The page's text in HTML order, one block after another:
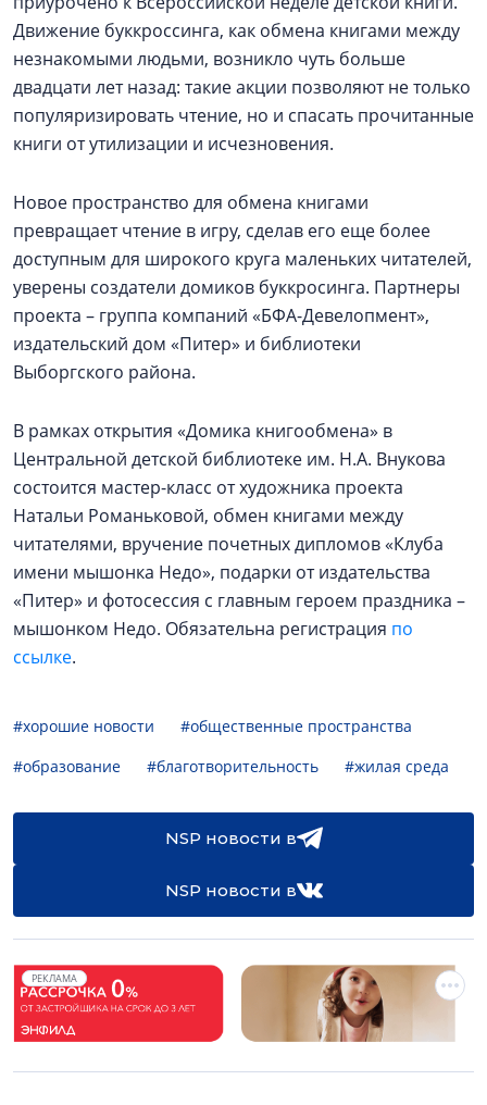
Движение буккроссинга, как обмена книгами между
незнакомыми людьми, возникло чуть больше
двадцати лет назад: такие акции позволяют не только
популяризировать чтение, но и спасать прочитанные
книги от утилизации и исчезновения.
Новое пространство для обмена книгами
превращает чтение в игру, сделав его еще более
доступным для широкого круга маленьких читателей,
уверены создатели домиков буккросинга. Партнеры
проекта – группа компаний «БФА-Девелопмент»,
издательский дом «Питер» и библиотеки
Выборгского района.
В рамках открытия «Домика книгообмена» в
Центральной детской библиотеке им. Н.А. Внукова
состоится мастер-класс от художника проекта
Натальи Романьковой, обмен книгами между
читателями, вручение почетных дипломов «Клуба
имени мышонка Недо», подарки от издательства
«Питер» и фотосессия с главным героем праздника –
мышонком Недо. Обязательна регистрация по
ссылке.
#хорошие новости
#общественные пространства
#образование
#благотворительность #жилая среда
NSP новости в
NSP новости в
РЕКЛАМА